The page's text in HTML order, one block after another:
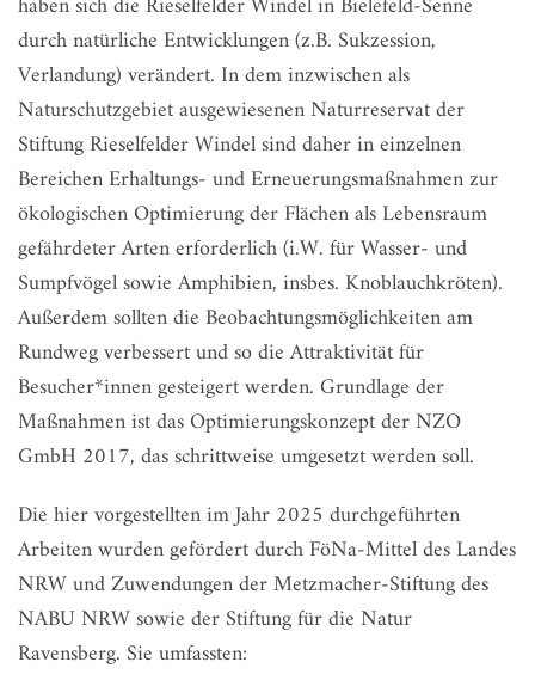
durch natürliche Entwicklungen (z.B. Sukzession,
Verlandung) verändert. In dem inzwischen als
Naturschutzgebiet ausgewiesenen Naturreservat der
Stiftung Rieselfelder Windel sind daher in einzelnen
Bereichen Erhaltungs- und Erneuerungsmaßnahmen zur
ökologischen Optimierung der Flächen als Lebensraum
gefährdeter Arten erforderlich (i.W. für Wasser- und
Sumpfvögel sowie Amphibien, insbes. Knoblauchkröten).
Außerdem sollten die Beobachtungsmöglichkeiten am
Rundweg verbessert und so die Attraktivität für
Besucher*innen gesteigert werden. Grundlage der
Maßnahmen ist das Optimierungskonzept der NZO
GmbH 2017, das schrittweise umgesetzt werden soll.
Die hier vorgestellten im Jahr 2025 durchgeführten
Arbeiten wurden gefördert durch FöNa-Mittel des Landes
NRW und Zuwendungen der Metzmacher-Stiftung des
NABU NRW sowie der Stiftung für die Natur
Ravensberg. Sie umfassten: